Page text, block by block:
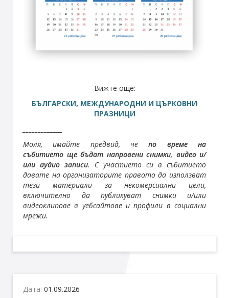
Вижте още:
БЪЛГАРСКИ, МЕЖДУНАРОДНИ И ЦЪРКОВНИ
ПРАЗНИЦИ
Моля, имайте предвид, чепо време на
събитието ще бъдат направени снимки, видео и/
или аудио записи. С участието си в събитието
давате на организаторите правото да използват
тези материали за некомерсиални цели,
включително да публикуват снимки и/или
видеоклипове в уебсайтове и профили в социални
мрежи.
Дата: 01.09.2026